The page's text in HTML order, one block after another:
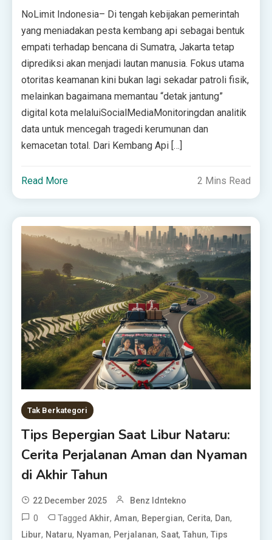
NoLimit Indonesia– Di tengah kebijakan pemerintah
yang meniadakan pesta kembang api sebagai bentuk
empati terhadap bencana di Sumatra, Jakarta tetap
diprediksi akan menjadi lautan manusia. Fokus utama
otoritas keamanan kini bukan lagi sekadar patroli fisik,
melainkan bagaimana memantau “detak jantung”
digital kota melaluiSocialMediaMonitoringdan analitik
data untuk mencegah tragedi kerumunan dan
kemacetan total. Dari Kembang Api […]
Read More 2 Mins Read
Tak Berkategori
Tips Bepergian Saat Libur Nataru:
Cerita Perjalanan Aman dan Nyaman
di Akhir Tahun
22 December 2025 Benz Idntekno
0 TaggedAkhir,Aman, Bepergian, Cerita, Dan,
Libur, Nataru, Nyaman, Perjalanan,Saat,Tahun,Tips